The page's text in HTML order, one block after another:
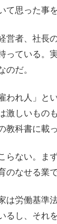
て思った事
営者、社長の
っている。
のだ。
われ人」と
激しいもの
教科書に載っ
らない。ま
のなせる業
は労働基準
るし、それ